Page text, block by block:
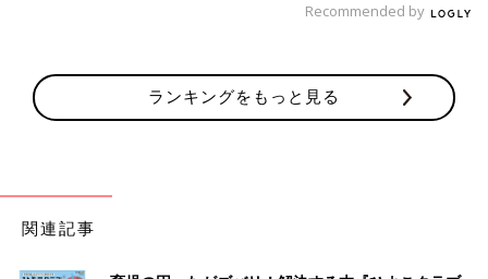
見つけるコツとしては、3COINSで働く全国約80名以上のスタッ
フがそれぞれの個性をもってインスタグラムで情報発信をしてい
私が愛用しているのは、『究極のフェイスタオル』です。中でも
ミニバスタオルは大きすぎず、乾きやすいので子ども用のバスタ
そのほか、ママやパパにぜひ活用いただきたい商品をご紹介しま
Recommended by
ランキングをもっと見る
関連記事